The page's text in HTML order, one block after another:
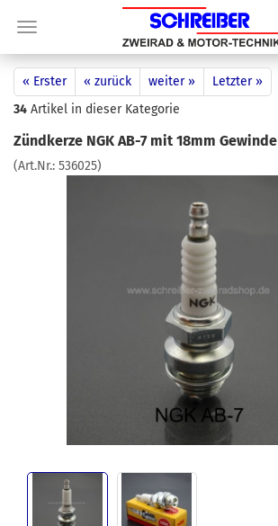
« Erster « zurück weiter »
Letzter »
34 Artikel in dieser Kategorie
Zündkerze NGK AB-7 mit 18mm Gewinde
(Art.Nr.: 536025)